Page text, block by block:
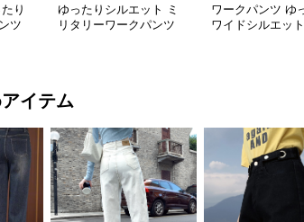
り
ツ
ゆったりシルエット ミ
リタリーワークパンツ
ワークパンツ ゆ
ワイドシルエッ
イテム